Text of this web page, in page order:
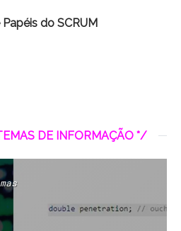
Papéis do SCRUM
DE INFORMAÇÃO */